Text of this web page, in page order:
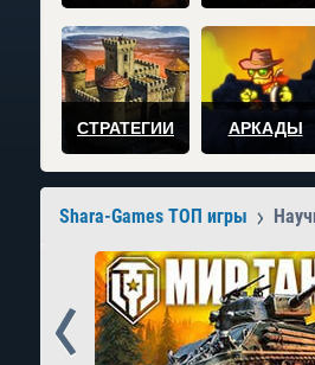
СТРАТЕГИИ АРКАДЫ
Shara-Games ТОП игры
Prev